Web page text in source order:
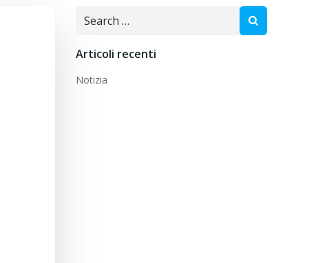
Search
Articoli recenti
Notizia